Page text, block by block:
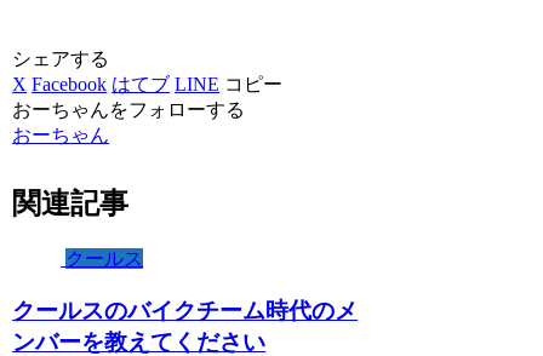
シェアする
X Facebook はてブ LINE コピー
おーちゃんをフォローする
おーちゃん
関連記事
クールス
クールスのバイクチーム時代のメ
ンバーを教えてください